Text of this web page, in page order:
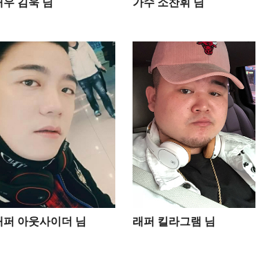
우 김욱 님​ 가수 소찬휘 님
퍼 아웃사이더 님 래퍼 킬라그램 님